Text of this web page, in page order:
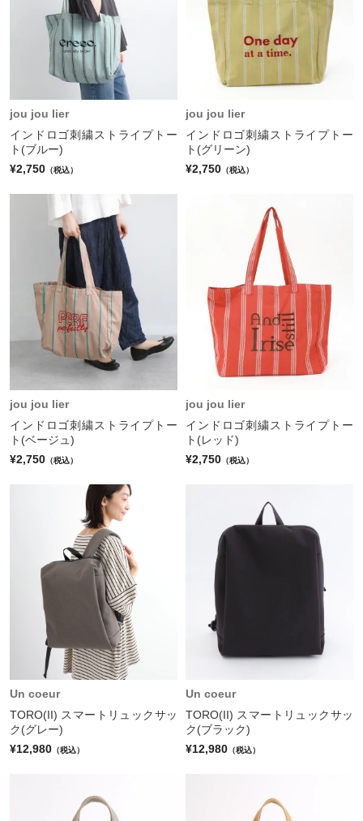
jou jou lier
インドロゴ刺繍ストライプトー
ト(ブルー)
¥2,750 （税込）
jou jou lier
インドロゴ刺繍ストライプトー
ト(グリーン)
¥2,750 （税込）
jou jou lier
インドロゴ刺繍ストライプトー
ト(ベージュ)
¥2,750 （税込）
jou jou lier
インドロゴ刺繍ストライプトー
ト(レッド)
¥2,750 （税込）
Un coeur
TORO(II) スマートリュックサッ
ク(グレー)
¥12,980 （税込）
Un coeur
TORO(II) スマートリュックサッ
ク(ブラック)
¥12,980 （税込）